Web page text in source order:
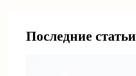
Последние статьи